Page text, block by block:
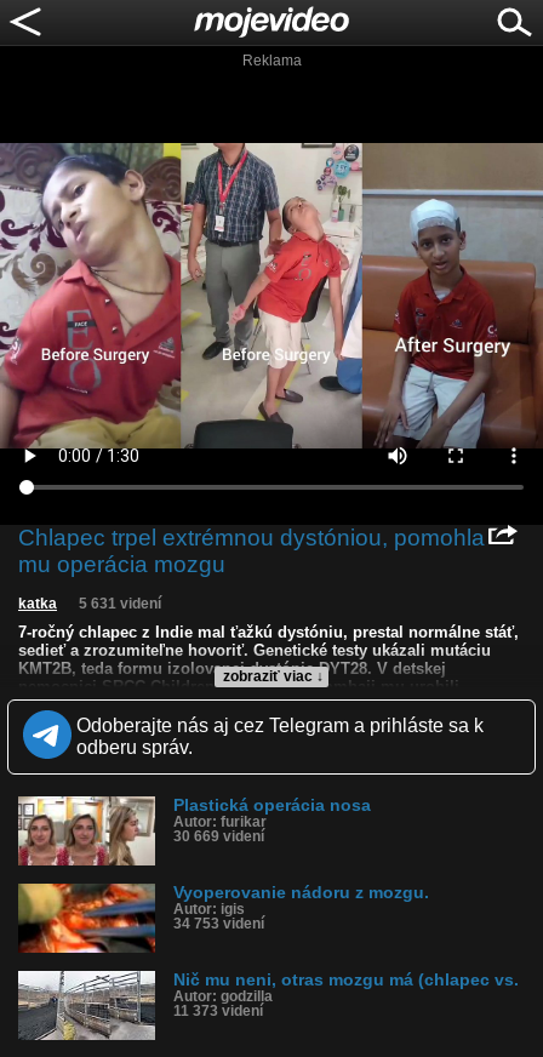
Reklama
Chlapec trpel extrémnou dystóniou, pomohla
mu operácia mozgu
zobraziť viac ↓
katka 5 631 videní
7-ročný chlapec z Indie mal ťažkú dystóniu, prestal normálne stáť,
sedieť a zrozumiteľne hovoriť. Genetické testy ukázali mutáciu
KMT2B, teda formu izolovanej dystónie DYT28. V detskej
nemocnici SRCC Children’s Hospital v Bombaji mu urobili
operáciu - hlbokú mozgovú stimuláciu. Po zapnutí stimulátora sa
mu výrazne zlepšila reč, dokázal samostatne sedieť, skúšal sa
postaviť a mimovoľné prudké pohyby rúk ustúpili.
Dystónia je neurologická porucha pohybu, pri ktorej sa svaly
mimovoľne sťahujú. To môže spôsobovať krútenie časti tela,
opakované pohyby, tras alebo neprirodzené držanie tela. Môže byť
bolestivá a často sa zhoršuje pri konkrétnom pohybe alebo
námahe.
Nie je to obyčajný svalový kŕč. Problém vychádza z riadenia
pohybu v nervovom systéme. Príčina môže byť genetická,
následok iného ochorenia, úrazu, mozgovej príhody alebo
niektorých liekov, ale u mnohých ľudí sa presná príčina nezistí.
Liečba závisí od typu a rozsahu. Používajú sa najmä
botulotoxínové injekcie do postihnutých svalov, lieky, fyzioterapia
mozgová stimulácia.
Kvalita: HD NQ
LQ
Zverejnené: 13.6.2026 16:20
Odoberajte nás aj cez Telegram a prihláste sa k
odberu správ.
Plastická operácia nosa
Autor: furikar
30 669 videní
Vyoperovanie nádoru z mozgu.
Autor: igis
34 753 videní
Nič mu neni, otras mozgu má (chlapec vs.
Autor: godzilla
11 373 videní